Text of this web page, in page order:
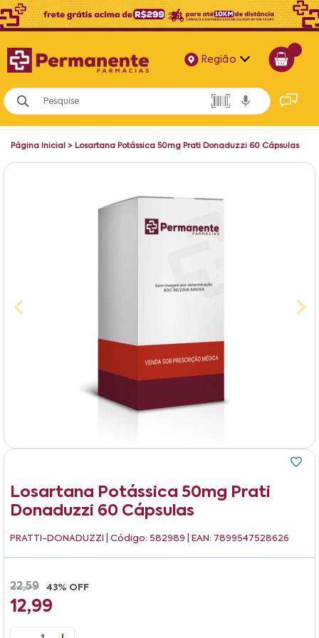
Região
Alagoas
Bahia
Página Inicial > Losartana Potássica 50mg Prati Donaduzzi 60 Cápsulas
Losartana Potássica 50mg Prati
Donaduzzi 60 Cápsulas
PRATTI-DONADUZZI | Código: 582989 | EAN: 7899547528626
22,59 43% OFF
12,99